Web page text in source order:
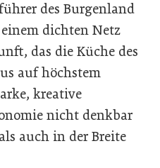
des Burgenland
dichten Netz
das die Küche des
auf höchstem
kreative
nicht denkbar
auch in der Breite